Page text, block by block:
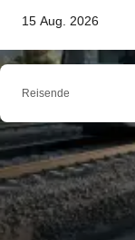
15 Aug. 2026
Reisende